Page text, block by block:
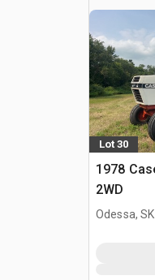
Lot 30
1978
2WD
Odessa,